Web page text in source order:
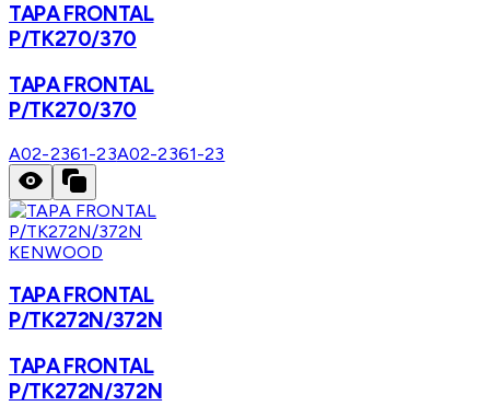
TAPA FRONTAL
P/TK270/370
TAPA FRONTAL
P/TK270/370
A02-2361-23A02-2361-23
KENWOOD
TAPA FRONTAL
P/TK272N/372N
TAPA FRONTAL
P/TK272N/372N